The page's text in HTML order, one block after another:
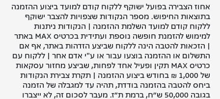
אחוז הצבירה בפועל ישוקף ללקוח קודם למועד ביצוע ההזמנה
בתוצאות החיפוש. מספר הנקודות שצפויות להצבר ישוקף
ללקוח קודם למועד השלמת ההזמנה | הנקודות ניתנות
למימוש להזמנת חופשה נוספת ועתידית בכרטיס MAX באתר
| הזכאות להטבה הינה ללקוח שביצע הזדהות באתר, אף אם
התשלום או ההזמנה בוצעו עבור או ע"י אדם אחר | ללקוח עם
כרטיס MAX תקין ופעיל אחד לפחות, שביצע מחזור עסקאות
של 1,000 ₪ בחודש ביצוע ההזמנה | תקרת צבירת הנקודות
ביחס להטבה בהזמנה בודדת, תהיה עד למגבלה של הזמנה
בגובה 50,000 ש״ח, ברמת ת״ז. מעבר לסכום זה, לא ייצברו